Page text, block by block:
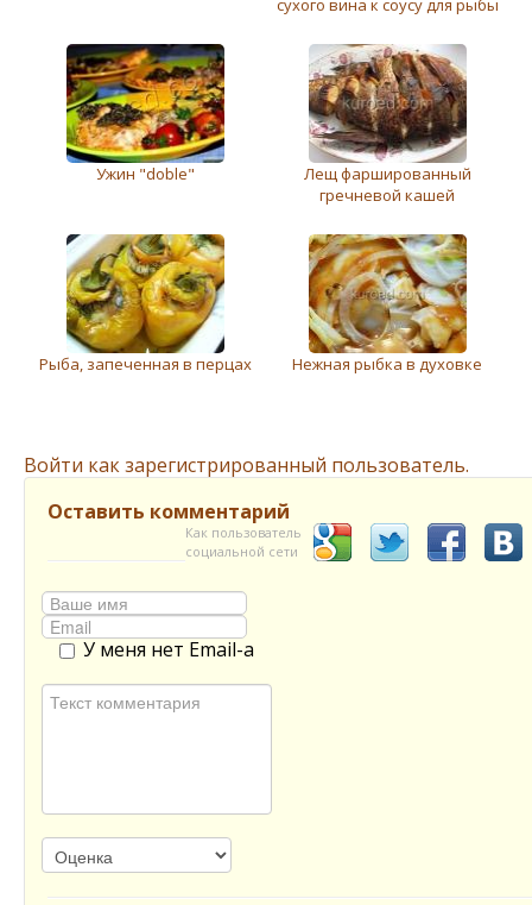
сухого вина к соусу для рыбы
Ужин "doble"
Лещ фаршированный
гречневой кашей
Рыба, запeчeнная в перцах Нежная рыбка в духовке
Войти как зарегистрированный пользователь.
Оставить комментарий
Как пользователь
социальной сети
У меня нет Email-а